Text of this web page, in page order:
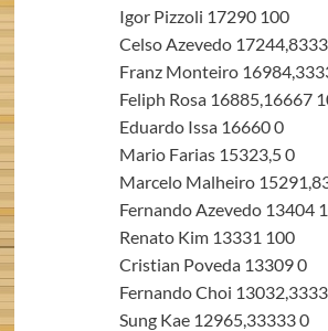
Igor Pizzoli 17290 100
Celso Azevedo
Franz Monteiro
Feliph Rosa 16885,16667
Eduardo Issa 16660 0
Mario Farias 15323,5 0
Marcelo Malheiro
Fernando Azevedo 13404
Renato Kim 13331 100
Cristian Poveda 13309 0
Fernando Choi
Sung Kae 12965,33333 0